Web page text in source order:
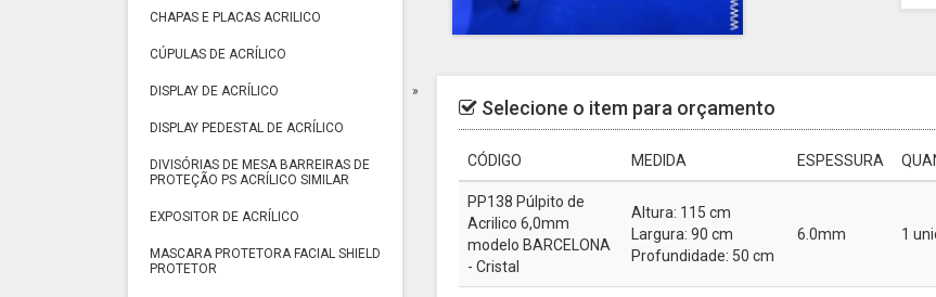
CHAPAS E PLACAS ACRILICO
CÚPULAS DE ACRÍLICO
DISPLAY DE ACRÍLICO
DISPLAY PEDESTAL DE ACRÍLICO
DIVISÓRIAS DE MESA BARREIRAS DE
PROTEÇÃO PS ACRÍLICO SIMILAR
EXPOSITOR DE ACRÍLICO
MASCARA PROTETORA FACIAL SHIELD
PROTETOR
Selecione o item para orçamento
CÓDIGO MEDIDA ESPESSURA
PP138 Púlpito de
Acrilico 6,0mm
modelo BARCELONA
- Cristal
Altura: 115 cm
Largura: 90 cm
Profundidade: 50 cm
6.0mm 1